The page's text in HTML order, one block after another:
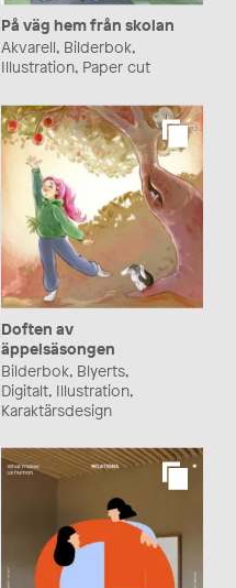
På väg hem från skolan
Akvarell, Bilderbok,
Illustration, Paper cut
Doften av
äppelsäsongen
Bilderbok, Blyerts,
Digitalt, Illustration,
Karaktärsdesign